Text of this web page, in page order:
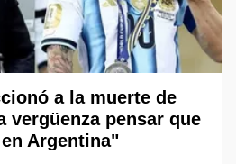
a la muerte de
vergüenza pensar que
Argentina"